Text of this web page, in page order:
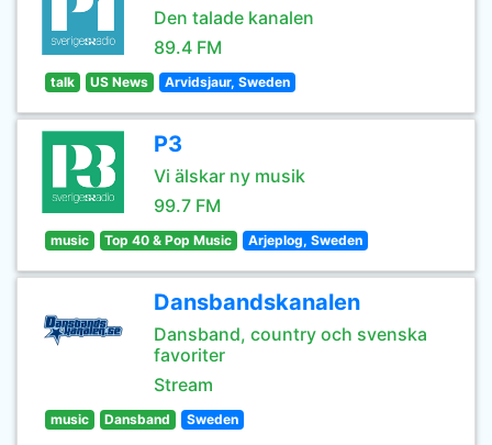
Den talade kanalen
89.4 FM
talk US News Arvidsjaur, Sweden
P3
Vi älskar ny musik
99.7 FM
music Top 40 & Pop Music Arjeplog, Sweden
Dansbandskanalen
Dansband, country och svenska
favoriter
Stream
music Dansband Sweden